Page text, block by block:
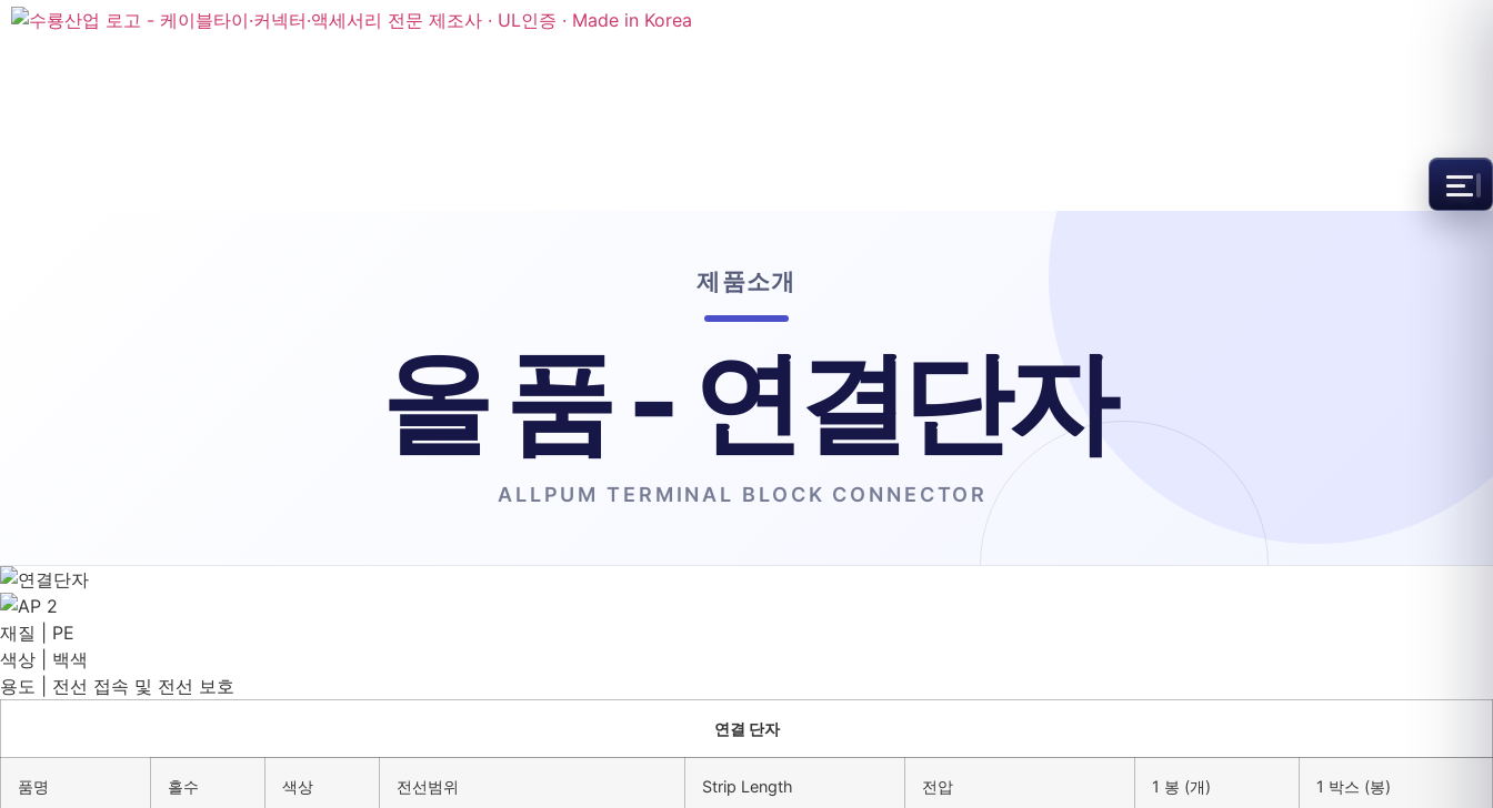
콘
제품소개
올 품 - 연결단자
ALLPUM TERMINAL BLOCK CONNECTOR ​
재질 | PE
색상 | 백색
용도 | 전선 접속 및 전선 보호
연결 단자
품명 홀수 색상 전선범위 Strip Length 전압 1 봉 (개) 1 박스 (봉)